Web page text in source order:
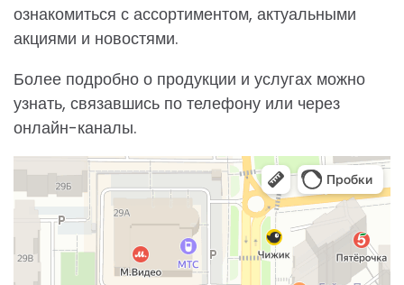
ознакомиться с ассортиментом, актуальными
акциями и новостями.
Более подробно о продукции и услугах можно
узнать, связавшись по телефону или через
онлайн-каналы.